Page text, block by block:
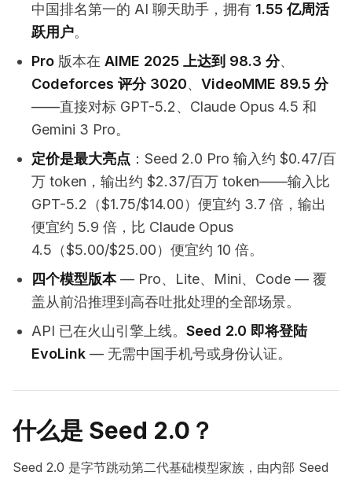
中国排名第一的 AI 聊天助手，拥有 1.55 亿周活
跃用户。
Pro 版本在 AIME 2025 上达到 98.3 分、
Codeforces 评分 3020、 VideoMME 89.5 分
——直接对标 GPT-5.2、Claude Opus 4.5 和
Gemini 3 Pro。
定价是最大亮点 ：Seed 2.0 Pro 输入约 $0.47/百
万 token，输出约 $2.37/百万 token——输入比
GPT-5.2（$1.75/$14.00）便宜约 3.7 倍，输出
便宜约 5.9 倍，比 Claude Opus
4.5（$5.00/$25.00）便宜约 10 倍。
四个模型版本— Pro、Lite、Mini、Code — 覆
盖从前沿推理到高吞吐批处理的全部场景。
API 已在火山引擎上线。 Seed 2.0 即将登陆
EvoLink — 无需中国手机号或身份认证。
什么是 Seed 2.0？
Seed 2.0 是字节跳动第二代基础模型家族，由内部 Seed